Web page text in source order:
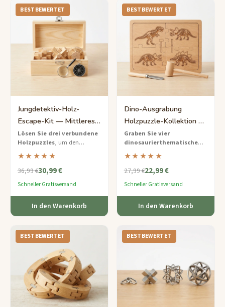
BESTBEWERTET
Jungdetektiv-Holz-
Escape-Kit — Mittleres
3-Puzzle-Rätsel
Lösen Sie drei verbundene
Holzpuzzles, um den
Geheimcode zu knacken — ein
spannendes Escape-Room-
Erlebnis, das für junge
★★★★★
36,99 €30,99 €
Schneller Gratisversand
In den Warenkorb
BESTBEWERTET
Dino-Ausgrabung
Holzpuzzle-Kollektion —
Einfaches Dinosaurier-
Entdeckerset
Graben Sie vier
dinosaurierthematische
Holzpuzzles aus
unterhaltsamen
Entdeckungsset – einfache
prähistorische Abenteuer zum
Leben erwecken.
★★★★★
27,99 €22,99 €
Schneller Gratisversand
In den Warenkorb
BESTBEWERTET BESTBEWERTET